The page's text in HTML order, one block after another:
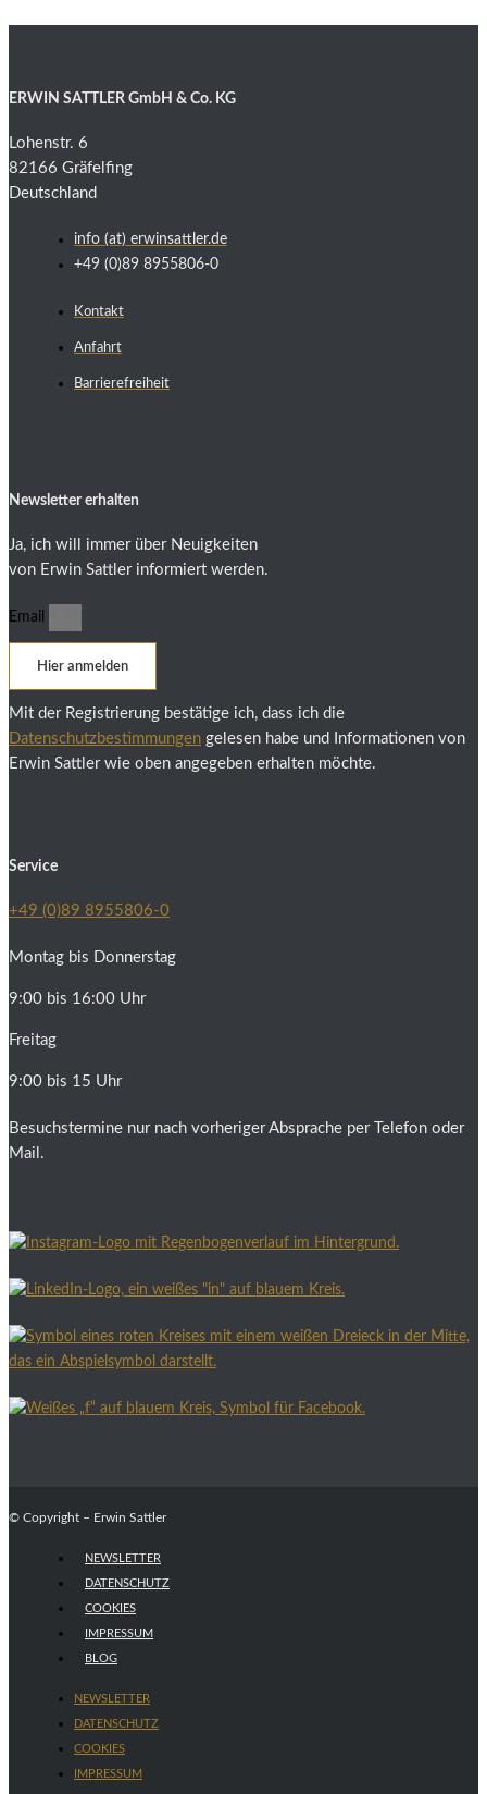
ERWIN SATTLER GmbH & Co. KG
Lohenstr. 6
82166 Gräfelfing
Deutschland
info (at) erwinsattler.de
+49 (0)89 8955806-0
Kontakt
Anfahrt
Barrierefreiheit
Newsletter erhalten
Ja, ich will immer über Neuigkeiten
von Erwin Sattler informiert werden.
Email
Hier anmelden
Mit der Registrierung bestätige ich, dass ich die
Datenschutzbestimmungen gelesen habe und Informationen von
Erwin Sattler wie oben angegeben erhalten möchte.
Service
+49 (0)89 8955806-0
Montag bis Donnerstag
9:00 bis 16:00 Uhr
Freitag
9:00 bis 15 Uhr
Besuchstermine nur nach vorheriger Absprache per Telefon oder
Mail.
© Copyright – Erwin Sattler
NEWSLETTER
DATENSCHUTZ
COOKIES
IMPRESSUM
BLOG
NEWSLETTER
DATENSCHUTZ
COOKIES
IMPRESSUM